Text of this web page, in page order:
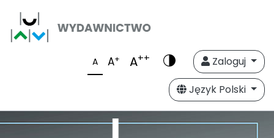
A A+ A++
Zaloguj
Język Polski